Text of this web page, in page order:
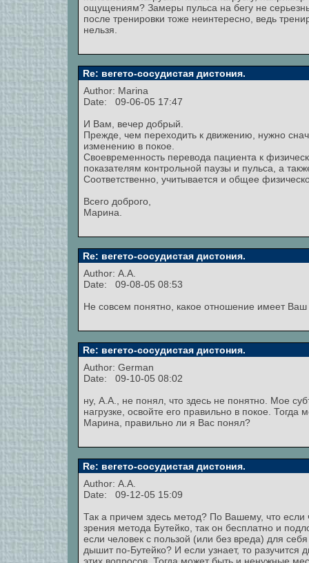
ощущениям? Замеры пульса на бегу не
после тренировки тоже неинтересно, ведь
нельзя.
Re: вегето-сосудистая дистония.
Author: Marina
Date: 09-06-05 17:47
И Вам, вечер добрый.
Прежде, чем переходить к движению, нужно
изменению в покое.
Своевременность перевода пациента к
показателям контрольной паузы и пульса, а
Соответственно, учитывается и общее
Всего доброго,
Марина.
Re: вегето-сосудистая дистония.
Author: A.A.
Date: 09-08-05 08:53
Не совсем понятно, какое отношение имеет
Re: вегето-сосудистая дистония.
Author: German
Date: 09-10-05 08:02
ну, А.А., не понял, что здесь не понятно. Мое
нагрузке, освойте его правильно в покое.
Марина, правильно ли я Вас понял?
Re: вегето-сосудистая дистония.
Author: A.A.
Date: 09-12-05 15:09
Так а причем здесь метод? По Вашему, что если
зрения метода Бутейко, так он бесплатно и
если человек с пользой (или без вреда) для
дышит по-Бутейко? И если узнает, то